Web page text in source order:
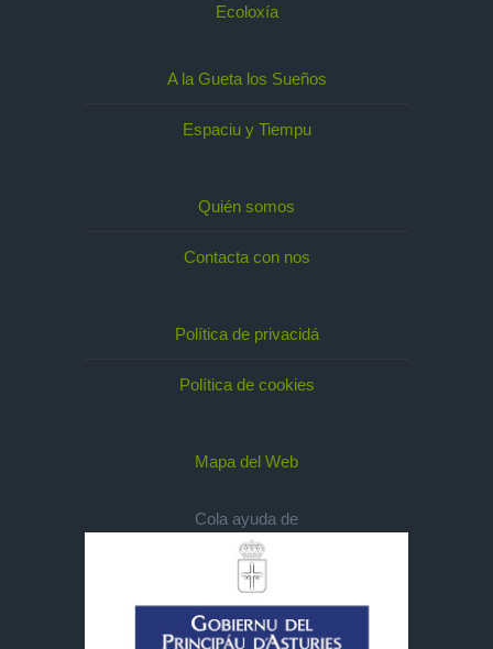
Ecoloxía
A la Gueta los Sueños
Espaciu y Tiempu
Quién somos
Contacta con nos
Política de privacidá
Política de cookies
Mapa del Web
Cola ayuda de